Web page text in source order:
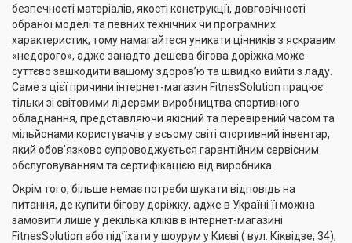
безпечності матеріалів, якості конструкції, довговічності
обраної моделі та певних технічних чи програмних
характеристик, тому намагайтеся уникати цінників з яскравим
«недорого», адже занадто дешева бігова доріжка може
суттєво зашкодити вашому здоров’ю та швидко вийти з ладу.
Саме з цієї причини інтернет-магазин FitnesSolution працює
тільки зі світовими лідерами виробництва спортивного
обладнання, представляючи якісний та перевірений часом та
мільйонами користувачів у всьому світі спортивний інвентар,
який обов’язково супроводжується гарантійним сервісним
обслуговуванням та сертифікацією від виробника.
Окрім того, більше немає потреби шукати відповідь на
питання, де купити бігову доріжку, адже в Україні її можна
замовити лише у декілька кліків в інтернет-магазині
FitnesSolution або під’їхати у шоурум у Києві ( вул. Кіквідзе, 34),